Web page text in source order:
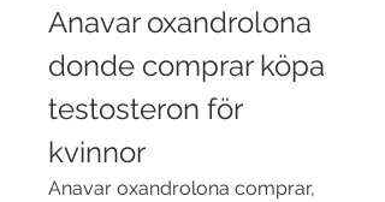
Anavar oxandrolona
donde comprar köpa
testosteron för
kvinnor
Anavar oxandrolona comprar,